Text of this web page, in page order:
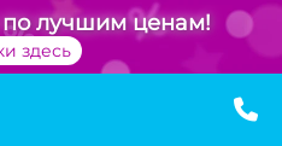
лучшим ценам!
здесь